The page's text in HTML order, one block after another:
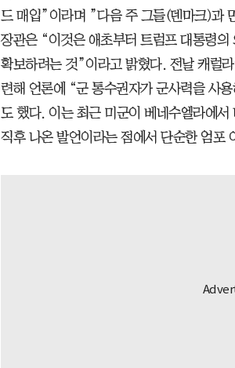
드 매입”이라며 ”다음 주 그들(덴마크)과
장관은 “이것은 애초부터 트럼프 대통령
확보하려는 것”이라고 밝혔다. 전날 캐럴
련해 언론에 “군 통수권자가 군사력을 사
도 했다. 이는 최근 미군이 베네수엘라에
직후 나온 발언이라는 점에서 단순한 엄포